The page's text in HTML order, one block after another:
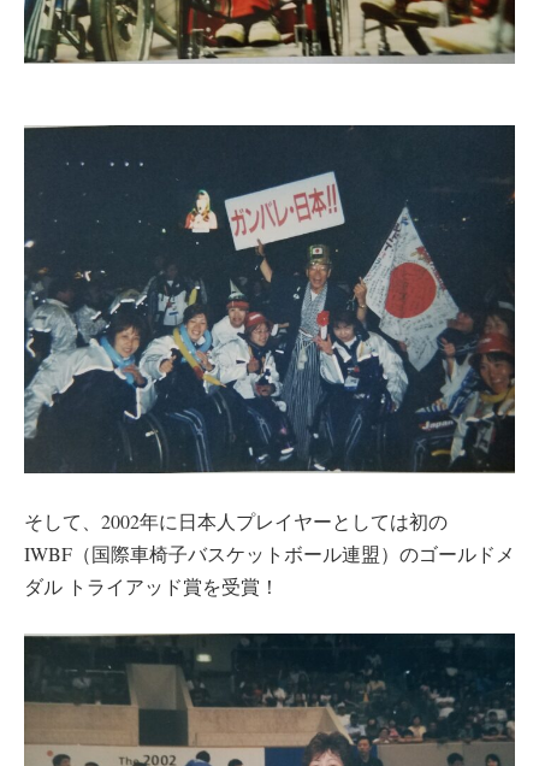
そして、2002年に日本人プレイヤーとしては初の
IWBF（国際車椅子バスケットボール連盟）のゴールドメ
ダル トライアッド賞を受賞！